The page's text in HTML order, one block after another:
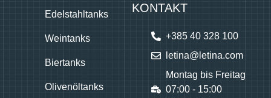
Edelstahltanks
Weintanks
Biertanks
Olivenöltanks
KONTAKT
+385 40 328 100
letina@letina.com
Montag bis Freitag
07:00 - 15:00